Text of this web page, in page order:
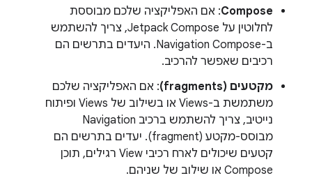
Compose: אם האפליקציה שלכם מבוססת
לחלוטין על Jetpack Compose, צריך להשתמש
ב-Navigation Compose. היעדים בתרשים הם
רכיבים שאפשר להרכיב.
מקטעים (fragments)
: אם האפליקציה שלכם
משתמשת ב-Views או בשילוב של Views ופיתוח
נייטיב, צריך להשתמש ברכיב Navigation
מבוסס-מקטע (fragment). יעדים בתרשים הם
קטעים שיכולים לארח רכיבי View רגילים, תוכן
Compose או שילוב של שניהם.